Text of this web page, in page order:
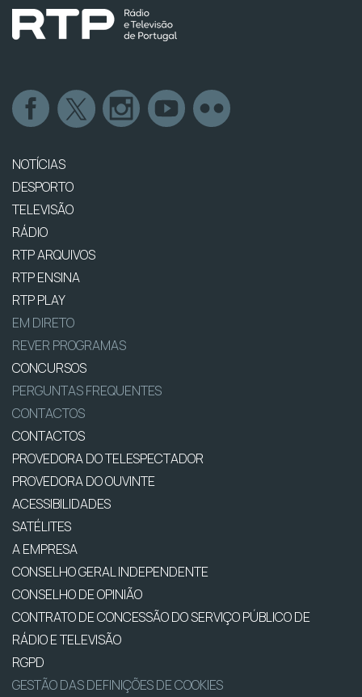
NOTÍCIAS
DESPORTO
TELEVISÃO
RÁDIO
RTP ARQUIVOS
RTP ENSINA
RTP PLAY
EM DIRETO
REVER PROGRAMAS
CONCURSOS
PERGUNTAS FREQUENTES
CONTACTOS
CONTACTOS
PROVEDORA DO TELESPECTADOR
PROVEDORA DO OUVINTE
ACESSIBILIDADES
SATÉLITES
A EMPRESA
CONSELHO GERAL INDEPENDENTE
CONSELHO DE OPINIÃO
CONTRATO DE CONCESSÃO DO SERVIÇO PÚBLICO DE
RÁDIO E TELEVISÃO
RGPD
GESTÃO DAS DEFINIÇÕES DE COOKIES